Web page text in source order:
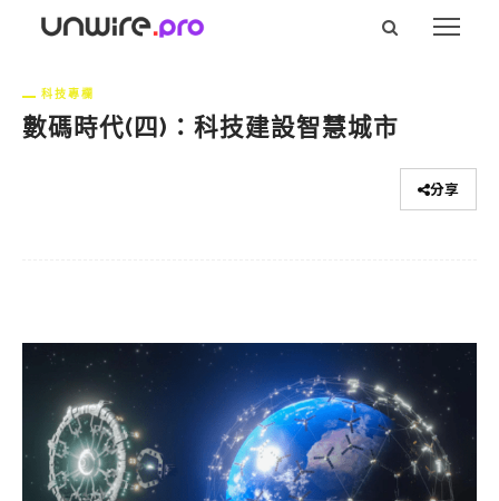
科技專欄
數碼時代(四)：科技建設智慧城市
分享